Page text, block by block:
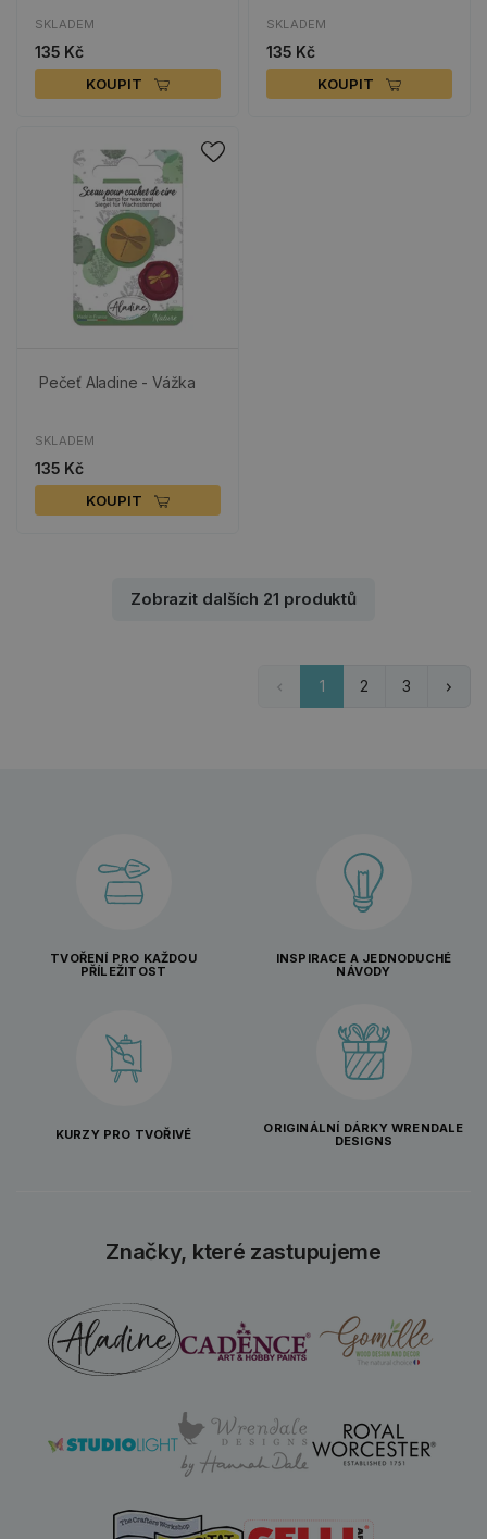
SKLADEM
135 Kč
KOUPIT
SKLADEM
135 Kč
KOUPIT
Pečeť Aladine - Vážka
SKLADEM
135 Kč
KOUPIT
Zobrazit dalších 21 produktů
1 2 3
TVOŘENÍ PRO KAŽDOU
PŘÍLEŽITOST
INSPIRACE A JEDNODUCHÉ
NÁVODY
KURZY PRO TVOŘIVÉ
ORIGINÁLNÍ DÁRKY WRENDALE
DESIGNS
Značky, které zastupujeme